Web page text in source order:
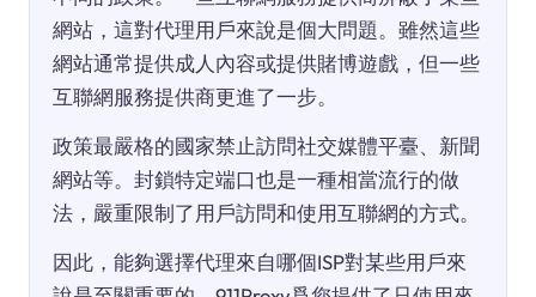
網站，這對代理用戶來說是個大問題。雖然這些
網站通常提供成人內容或提供賭博遊戲，但一些
互聯網服務提供商更進了一步。
政策最嚴格的國家禁止訪問社交媒體平臺、新聞
網站等。封鎖特定端口也是一種相當流行的做
法，嚴重限制了用戶訪問和使用互聯網的方式。
因此，能夠選擇代理來自哪個ISP對某些用戶來